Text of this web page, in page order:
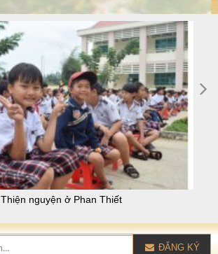
Thiện nguyện ở Phan Thiết
ĐĂNG KÝ